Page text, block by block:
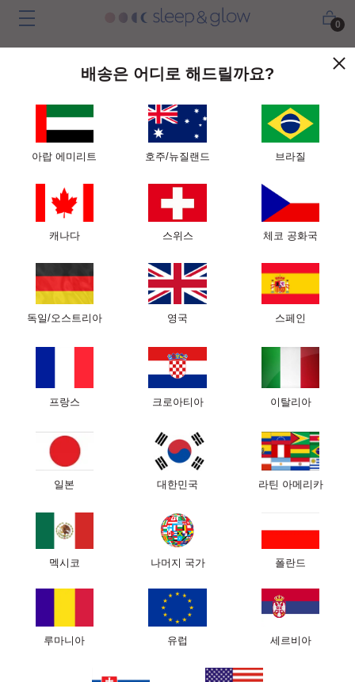
0
수상내역 및 슬립앤글로우를 추천하는 전문가
"슬립앤글로우 베개는 주름방지를 위한 뛰어난 발명품입
니다"
- Dr. David Shafer, New York, USA
데이비드 쉐퍼 박사
다니엘 스가이 박사 다니엘 콜린스
배송은 어디로 해드릴까요?
아랍 에미리트 호주/뉴질랜드 브라질
캐나다 스위스 체코 공화국
독일/오스트리아 영국 스페인
프랑스 크로아티아 이탈리아
일본 대한민국 라틴 아메리카
멕시코 나머지 국가 폴란드
루마니아 유럽 세르비아